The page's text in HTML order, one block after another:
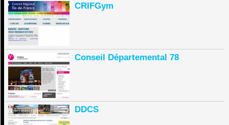
CRIFGym
Conseil Départemental 78
DDCS